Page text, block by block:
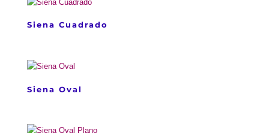
Siena Cuadrado
Siena Oval